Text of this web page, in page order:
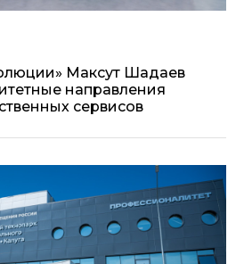
Максут Шадаев
направления
сервисов